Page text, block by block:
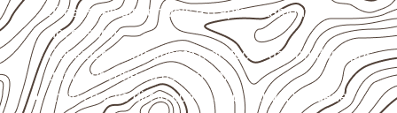
dimensões disponíveis e o aproveitamento
necessário.
Considere acabamento e proteção das bordas após
qualquer corte ou usinagem.
Evite contato direto com o solo, chuva, umidade